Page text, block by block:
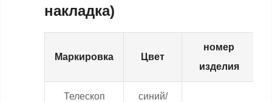
накладка)
Маркировка Цвет
номер
изделия
Телескоп
синий/